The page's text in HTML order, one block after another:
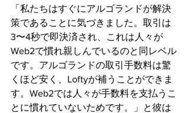
「私たちはすぐにアルゴランドが解決
策であることに気づきました。取引は
3〜4秒で即決済され、これは人々が
Web2で慣れ親しんでいるのと同レベル
です。アルゴランドの取引手数料は驚
くほど安く、Loftyが補うことができま
す。Web2では人々が手数料を支払うこ
とに慣れていないためです。」と彼は